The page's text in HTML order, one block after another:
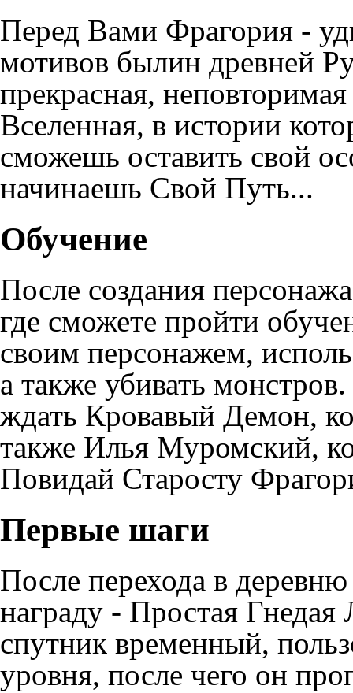
Перед Вами Фрагория -
мотивов былин древней
прекрасная,
Вселенная, в истории
сможешь оставить свой
начинаешь Свой Путь...
Обучение
После создания персонажа
где сможете пройти
своим персонажем,
а также убивать
ждать Кровавый Демон,
также Илья Муромский,
Повидай Старосту
Первые шаги
После перехода в
награду - Простая
спутник временный,
уровня, после чего он